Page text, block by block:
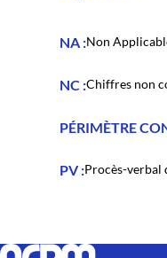
NA Non
NC Chiffres non
PÉRIMÈTRE
PV Procès-verbal